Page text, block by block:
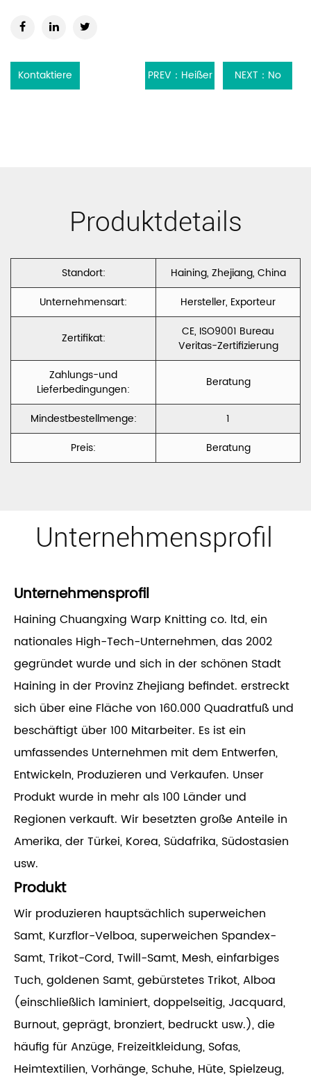
Kontaktiere
PREV：Heißer
NEXT：No
Produktdetails
Standort:
Haining, Zhejiang, China
Unternehmensart:
Hersteller, Exporteur
Zertifikat:
CE, ISO9001 Bureau
Veritas-Zertifizierung
Zahlungs-und
Lieferbedingungen:
Beratung
Mindestbestellmenge:
1
Preis:
Beratung
Unternehmensprofil
Unternehmensprofil
Haining Chuangxing Warp Knitting co. ltd, ein
nationales High-Tech-Unternehmen, das 2002
gegründet wurde und sich in der schönen Stadt
Haining in der Provinz Zhejiang befindet. erstreckt
sich über eine Fläche von 160.000 Quadratfuß und
beschäftigt über 100 Mitarbeiter. Es ist ein
umfassendes Unternehmen mit dem Entwerfen,
Entwickeln, Produzieren und Verkaufen. Unser
Produkt wurde in mehr als 100 Länder und
Regionen verkauft. Wir besetzten große Anteile in
Amerika, der Türkei, Korea, Südafrika, Südostasien
usw.
Produkt
Wir produzieren hauptsächlich superweichen
Samt, Kurzflor-Velboa, superweichen Spandex-
Samt, Trikot-Cord, Twill-Samt, Mesh, einfarbiges
Tuch, goldenen Samt, gebürstetes Trikot, Alboa
(einschließlich laminiert, doppelseitig, Jacquard,
Burnout, geprägt, bronziert, bedruckt usw.), die
häufig für Anzüge, Freizeitkleidung, Sofas,
Heimtextilien, Vorhänge, Schuhe, Hüte, Spielzeug,